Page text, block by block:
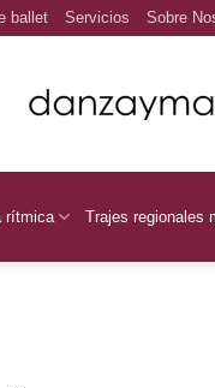
ballet Servicios Sobre
rítmica Trajes regionales